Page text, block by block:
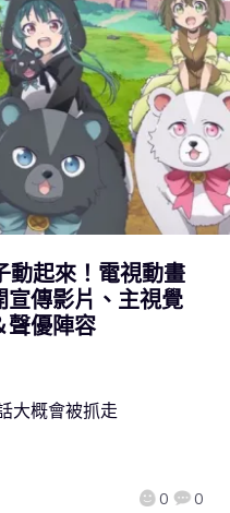
動起來！電視動畫
宣傳影片、主視覺
聲優陣容
0 0
大概會被抓走